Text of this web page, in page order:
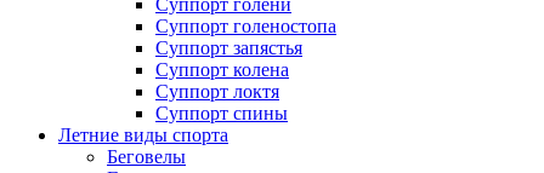
Суппорт голени
Суппорт голеностопа
Суппорт запястья
Суппорт колена
Суппорт локтя
Суппорт спины
Летние виды спорта
Беговелы